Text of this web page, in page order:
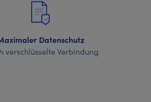
Datenschutz
verschlüsselte Verbindung